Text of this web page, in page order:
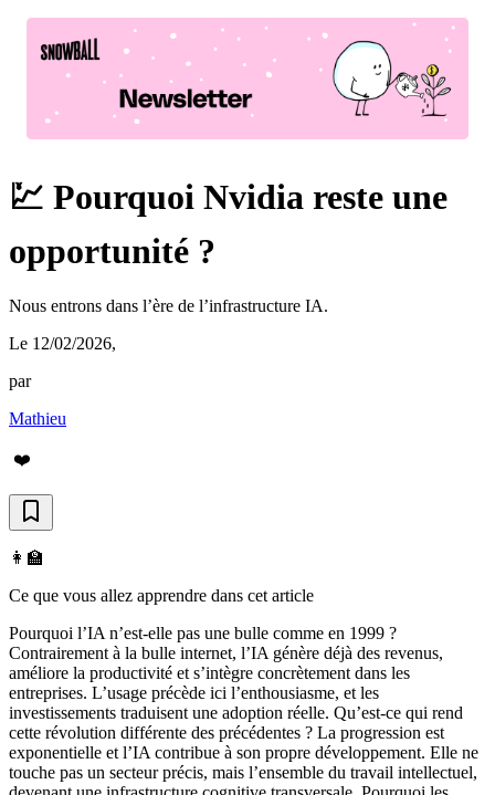
💹 Pourquoi Nvidia reste une
opportunité ?
Nous entrons dans l’ère de l’infrastructure IA.
Le 12/02/2026,
par
Mathieu
❤️
👩‍🏫
Ce que vous allez apprendre dans cet article
Pourquoi l’IA n’est-elle pas une bulle comme en 1999 ?
Contrairement à la bulle internet, l’IA génère déjà des revenus,
améliore la productivité et s’intègre concrètement dans les
entreprises. L’usage précède ici l’enthousiasme, et les
investissements traduisent une adoption réelle. Qu’est-ce qui rend
cette révolution différente des précédentes ? La progression est
exponentielle et l’IA contribue à son propre développement. Elle ne
touche pas un secteur précis, mais l’ensemble du travail intellectuel,